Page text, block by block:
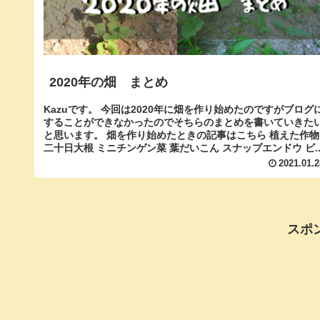
2020年の畑 まとめ
Kazuです。 今回は2020年に畑を作り始めたのですがブログ
することができなかったのでそちらのまとめを書いていきた
と思います。 畑を作り始めたときの記事はこちら 植えた作物
二十日大根 ミニチンゲン菜 葉だいこん スナップエンドウ ビ
スポ